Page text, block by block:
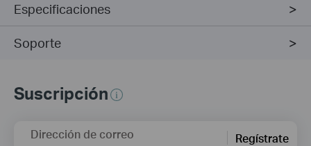
Especificaciones
Soporte
Suscripción
Dirección de correo Regístrate